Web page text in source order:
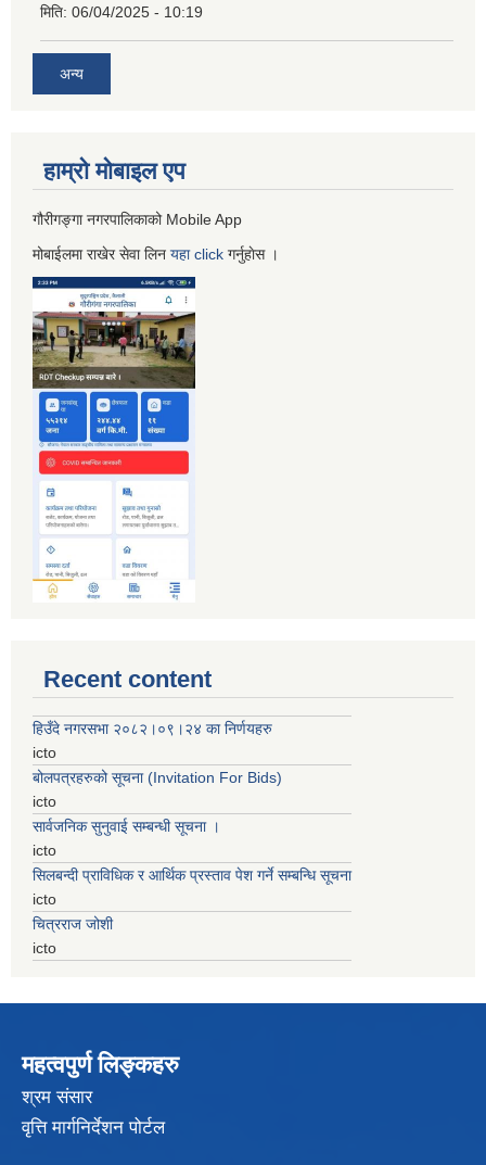
मिति: 06/04/2025 - 10:19
अन्य
हाम्रो माेबाइल एप
गौरीगङ्गा नगरपालिकाको Mobile App
मोबाईलमा राखेर सेवा लिन यहाclick गर्नुहाेस ।
Recent content
हिउँदे नगरसभा २०८२।०९।२४ का निर्णयहरु
icto
बोलपत्रहरुको सूचना (Invitation For Bids)
icto
सार्वजनिक सुनुवाई सम्बन्धी सूचना ।
icto
सिलबन्दी प्राविधिक र आर्थिक प्रस्ताव पेश गर्ने सम्बन्धि सूचना
icto
चित्रराज जोशी
icto
महत्वपुर्ण लिङ्कहरु
श्रम संसार
वृत्ति मार्गनिर्देशन पोर्टल